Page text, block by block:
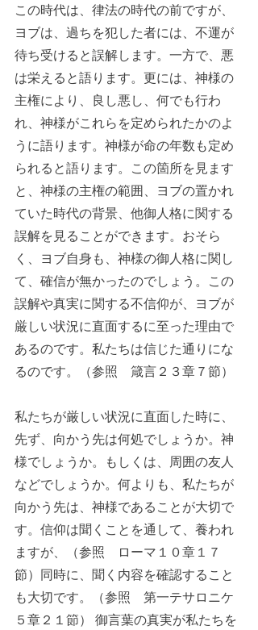
この時代は、律法の時代の前ですが、
ヨブは、過ちを犯した者には、不運が
待ち受けると誤解します。一方で、悪
は栄えると語ります。更には、神様の
主権により、良し悪し、何でも行わ
れ、神様がこれらを定められたかのよ
うに語ります。神様が命の年数も定め
られると語ります。この箇所を見ます
と、神様の主権の範囲、ヨブの置かれ
ていた時代の背景、他御人格に関する
誤解を見ることができます。おそら
く、ヨブ自身も、神様の御人格に関し
て、確信が無かったのでしょう。この
誤解や真実に関する不信仰が、ヨブが
厳しい状況に直面するに至った理由で
あるのです。私たちは信じた通りにな
るのです。（参照　箴言２３章７節）
私たちが厳しい状況に直面した時に、
先ず、向かう先は何処でしょうか。神
様でしょうか。もしくは、周囲の友人
などでしょうか。何よりも、私たちが
向かう先は、神様であることが大切で
す。信仰は聞くことを通して、養われ
ますが、（参照　ローマ１０章１７
節）同時に、聞く内容を確認すること
も大切です。（参照　第一テサロニケ
５章２１節） 御言葉の真実が私たちを